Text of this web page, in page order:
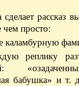
рассказ
чем просто:
каламбурную
реплику
бабушка» и